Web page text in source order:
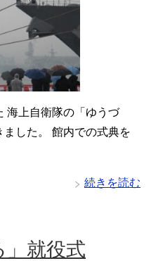
海上自衛隊の「ゆうづ
した。 館内での式典を
続きを読む
就役式